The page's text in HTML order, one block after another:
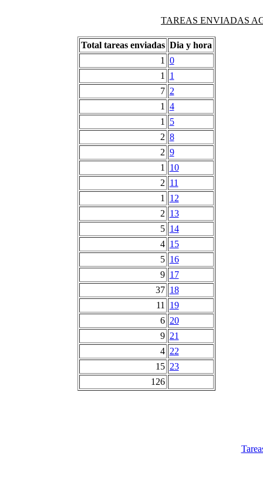
TAREAS ENVIADAS
Total tareas enviadas Dia y hora
1
0
1
1
7 2
1
4
1
5
2 8
2 9
1
10
2 11
1
12
2 13
5 14
4 15
5 16
9 17
37 18
11
19
6 20
9 21
4 22
15 23
126